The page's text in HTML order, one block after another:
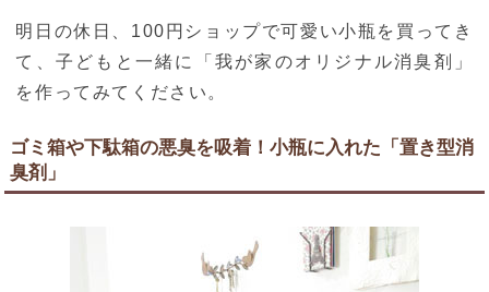
明日の休日、100円ショップで可愛い小瓶を買ってき
て、子どもと一緒に「我が家のオリジナル消臭剤」
を作ってみてください。
ゴミ箱や下駄箱の悪臭を吸着！小瓶に入れた「置き型消
臭剤」